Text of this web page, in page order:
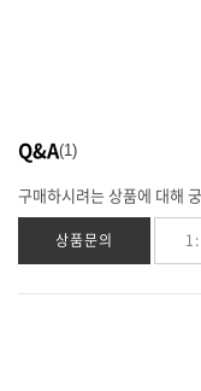
Q&A 1
구매하시려는 상품에 대해
상품문의